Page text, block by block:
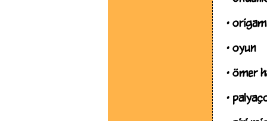
•
• oyun
• ömer
•